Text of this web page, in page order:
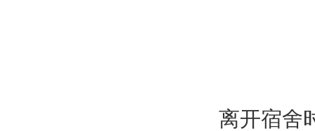
离开宿舍